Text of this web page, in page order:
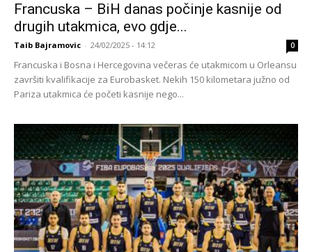
Francuska – BiH danas počinje kasnije od
drugih utakmica, evo gdje...
Taib Bajramovic - 24/02/2025 - 14:12 0
Francuska i Bosna i Hercegovina večeras će utakmicom u Orleansu
završiti kvalifikacije za Eurobasket. Nekih 150 kilometara južno od
Pariza utakmica će početi kasnije nego...